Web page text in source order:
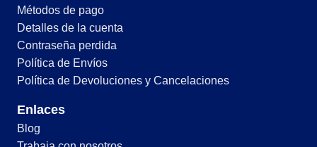
Métodos de pago
Detalles de la cuenta
Contraseña perdida
Política de Envíos
Política de Devoluciones y Cancelaciones
Enlaces
Blog